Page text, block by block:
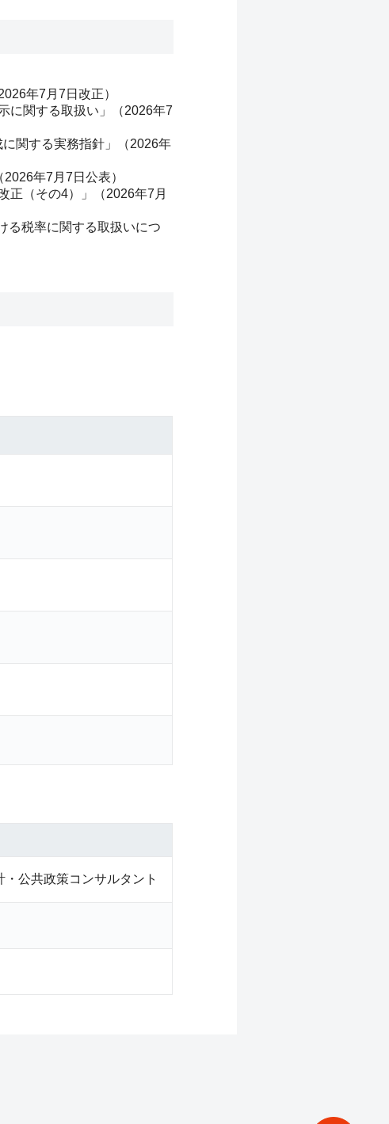
年7月7日改正）
に関する取扱い」（2026年7
関する実務指針」（2026年
2026年7月7日公表）
正（その4）」（2026年7月
る税率に関する取扱いにつ
・公共政策コンサルタント